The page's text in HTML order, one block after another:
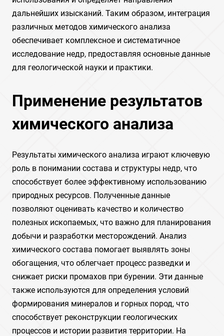
дальнейших изысканий. Таким образом, интеграция
различных методов химического анализа
обеспечивает комплексное и систематичное
исследование недр, предоставляя основные данные
для геологической науки и практики.
Применение результатов
химического анализа
Результаты химического анализа играют ключевую
роль в понимании состава и структуры недр, что
способствует более эффективному использованию
природных ресурсов. Полученные данные
позволяют оценивать качество и количество
полезных ископаемых, что важно для планирования
добычи и разработки месторождений. Анализ
химического состава помогает выявлять зоны
обогащения, что облегчает процесс разведки и
снижает риски промахов при бурении. Эти данные
также используются для определения условий
формирования минералов и горных пород, что
способствует реконструкции геологических
процессов и истории развития территории. На